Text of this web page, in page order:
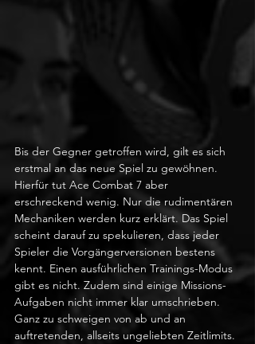
Bis der Gegner getroffen wird, gilt es sich
erstmal an das neue Spiel zu gewöhnen.
Hierfür tut Ace Combat 7 aber
erschreckend wenig. Nur die rudimentären
Mechaniken werden kurz erklärt. Das Spiel
scheint darauf zu spekulieren, dass jeder
Spieler die Vorgängerversionen bestens
kennt. Einen ausführlichen Trainings-Modus
gibt es nicht. Zudem sind einige Missions-
Aufgaben nicht immer klar umschrieben.
Ganz zu schweigen von ab und an
auftretenden, allseits ungeliebten Zeitlimits.